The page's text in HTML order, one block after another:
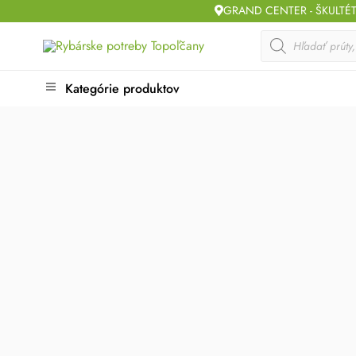
GRAND CENTER -
Products
search
Kategórie produktov